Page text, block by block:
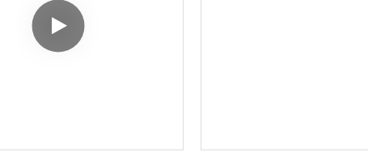
а улучшенная
безопасное